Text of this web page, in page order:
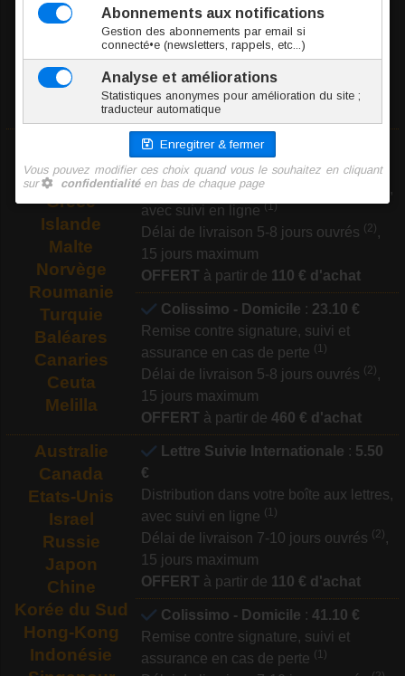
République
Tchèque
Slovaquie
Slovénie
Remise contre signature, suivi et
assurance en cas de perte
Délai de livraison 5-7 jours ouvrés
10 jours maximum
OFFERTà partir de
Finlande
Grèce
Islande
Malte
Norvège
Roumanie
Turquie
Baléares
Canaries
Ceuta
Melilla
Lettre Suivie Internationale
€
Distribution dans votre boîte aux lettres,
avec suivi en ligne (1)
Délai de livraison 5-8 jours ouvrés (2) ,
15 jours maximum
OFFERT à partir de 110 € d'achat
Colissimo - Domicile : 23.10 €
Remise contre signature, suivi et
assurance en cas de perte (1)
Délai de livraison 5-8 jours ouvrés (2) ,
15 jours maximum
OFFERT à partir de 460 € d'achat
Australie
Canada
Etats-Unis
Israel
Russie
Japon
Chine
Korée du Sud
Hong-Kong
Indonésie
Lettre Suivie Internationale : 5.50
€
Distribution dans votre boîte aux lettres,
avec suivi en ligne (1)
Délai de livraison 7-10 jours ouvrés (2) ,
15 jours maximum
OFFERT à partir de 110 € d'achat
Colissimo - Domicile : 41.10 €
Remise contre signature, suivi et
assurance en cas de perte (1)